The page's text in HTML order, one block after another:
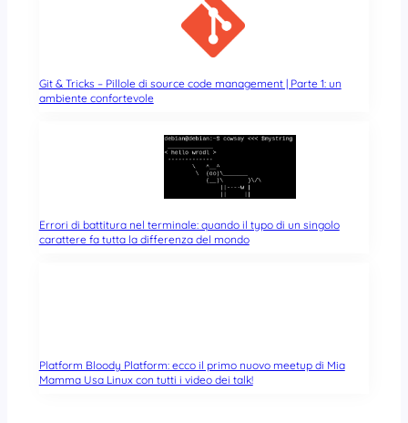
Git & Tricks – Pillole di source code management | Parte 1: un
ambiente confortevole
Errori di battitura nel terminale: quando il typo di un singolo
carattere fa tutta la differenza del mondo
Platform Bloody Platform: ecco il primo nuovo meetup di Mia
Mamma Usa Linux con tutti i video dei talk!